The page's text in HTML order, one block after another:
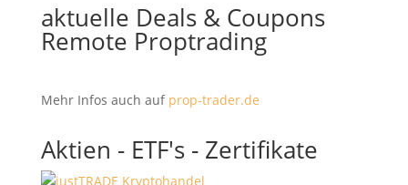
aktuelle Deals & Coupons
Remote Proptrading
Mehr Infos auch auf prop-trader.de
Aktien - ETF's - Zertifikate